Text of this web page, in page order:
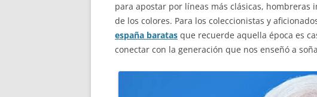
para apostar por líneas más clásicas, hombreras
de los colores. Para los coleccionistas y
españa baratas que recuerde aquella época es
conectar con la generación que nos enseñó a